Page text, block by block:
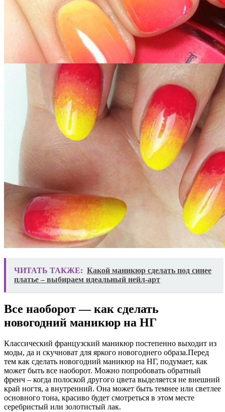
ЧИТАТЬ ТАКЖЕ: Какой маникюр сделать под синее
платье – выбираем идеальный нейл-арт
Все наоборот — как сделать
новогодний маникюр на НГ
Классический французский маникюр постепенно выходит из
моды, да и скучноват для яркого новогоднего образа.Перед
тем как сделать новогодний маникюр на НГ, подумает, как
может быть все наоборот. Можно попробовать обратный
френч – когда полоской другого цвета выделяется не внешний
край ногтя, а внутренний. Она может быть темнее или светлее
основного тона, красиво будет смотреться в этом месте
серебристый или золотистый лак.